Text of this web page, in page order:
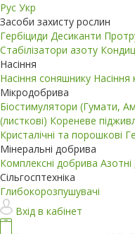
Рус Укр
Засоби захисту рослин
Гербіциди Десиканти
Стабілізатори азоту
Насіння
Насіння соняшнику Насіння
Мікродобрива
Біостимулятори (Гумати,
(листкові) Кореневе
Кристалічні та порошкові
Мінеральні добрива
Комплексні добрива
Сільгосптехніка
Глибокорозпушувачі
Вхід в кабінет